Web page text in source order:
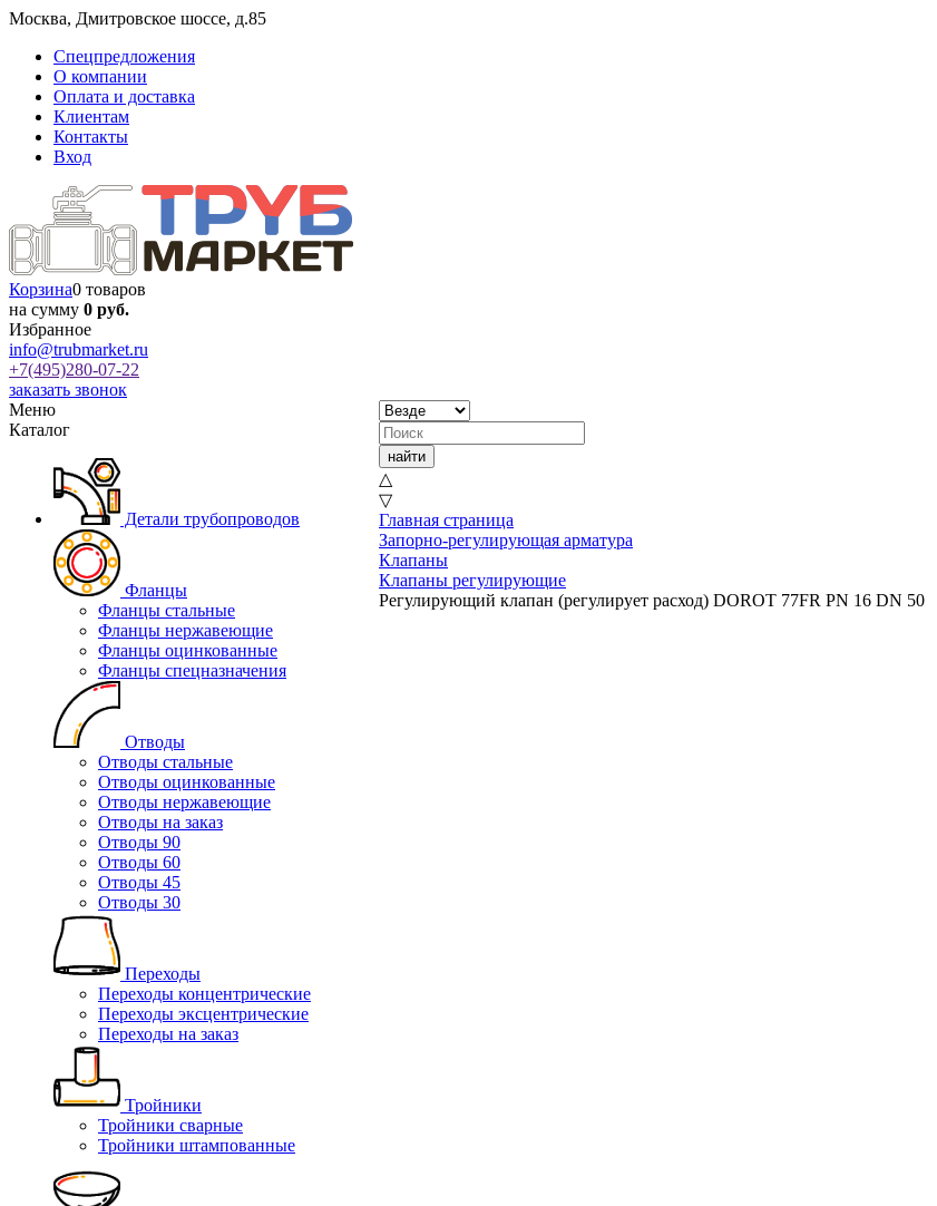
Москва, Дмитровское шоссе, д.85
Спецпредложения
О компании
Оплата и доставка
Клиентам
Контакты
Вход
Корзина0 товаров
на сумму 0 руб.
Избранное
info@trubmarket.ru
+7(495)280-07-22
заказать звонок
Меню
Каталог
Детали трубопроводов
Фланцы
Фланцы стальные
Фланцы нержавеющие
Фланцы оцинкованные
Фланцы спецназначения
Отводы
Отводы стальные
Отводы оцинкованные
Отводы нержавеющие
Отводы на заказ
Отводы 90
Отводы 60
Отводы 45
Отводы 30
Переходы
Переходы концентрические
Переходы эксцентрические
Переходы на заказ
Тройники
Тройники сварные
Тройники штампованные
△
▽
Главная страница
Запорно-регулирующая арматура
Клапаны
Клапаны регулирующие
Регулирующий клапан (регулирует расход) DOROT 77FR PN 16 DN 50